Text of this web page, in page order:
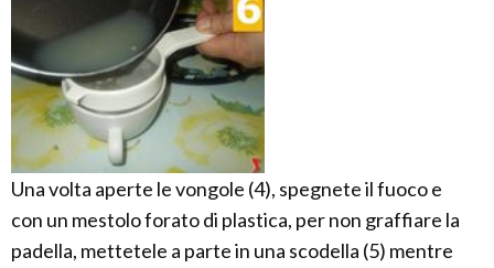
Una volta aperte le vongole (4), spegnete il fuoco e
con un mestolo forato di plastica, per non graffiare la
padella, mettetele a parte in una scodella (5) mentre